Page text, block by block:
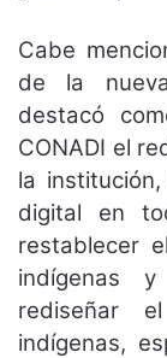
Cabe
de la
destacó
CONADI el
la
digital en
restablecer
indígenas
rediseñar
indígenas,